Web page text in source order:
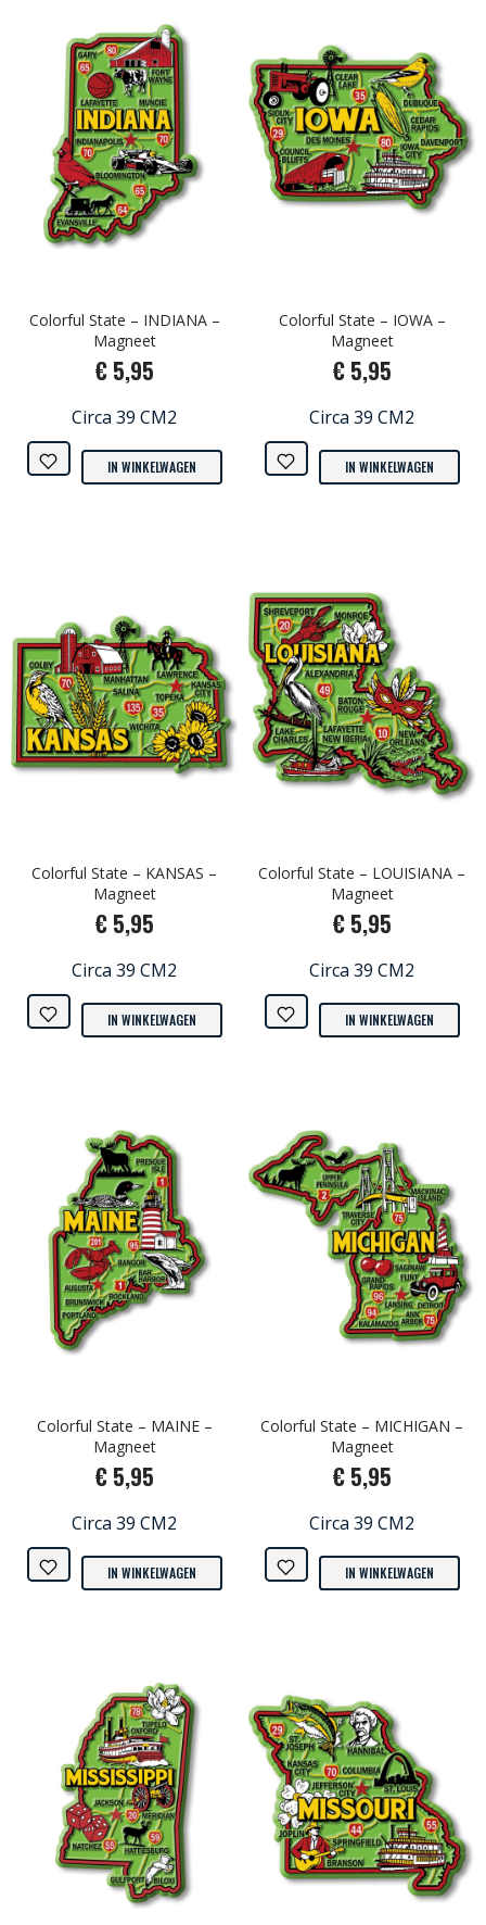
Colorful State – INDIANA –
Magneet
€ 5,95
Circa 39 CM2
IN WINKELWAGEN
Colorful State – IOWA –
Magneet
€ 5,95
Circa 39 CM2
IN WINKELWAGEN
Colorful State – KANSAS –
Magneet
€ 5,95
Circa 39 CM2
IN WINKELWAGEN
Colorful State – LOUISIANA –
Magneet
€ 5,95
Circa 39 CM2
IN WINKELWAGEN
Colorful State – MAINE –
Magneet
€ 5,95
Circa 39 CM2
IN WINKELWAGEN
Colorful State – MICHIGAN –
Magneet
€ 5,95
Circa 39 CM2
IN WINKELWAGEN